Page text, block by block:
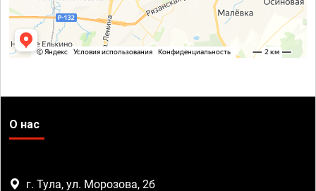
О нас
г. Тула, ул. Морозова, 2б